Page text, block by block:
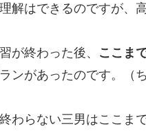
解はできるのですが、
が終わった後、 ここま
ンがあったのです。（
わらない三男はここま